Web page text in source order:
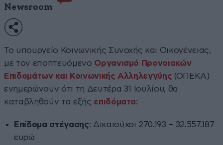
Newsroom
Το υπουργείο Κοινωνικής Συνοχής και Οικογένειας,
με τον εποπτευόμενο Οργανισμό Προνοιακών
Επιδομάτων και Κοινωνικής Αλληλεγγύης (ΟΠΕΚΑ)
ενημερώνουν ότι τη Δευτέρα 31 Ιουλίου, θα
καταβληθούν τα εξής επιδόματα:
Επίδομα στέγασης: Δικαιούχοι 270.193 – 32.557.187
ευρώ